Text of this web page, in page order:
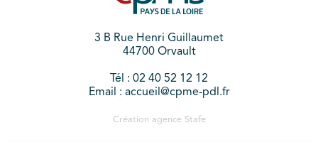
3 B Rue Henri Guillaumet
44700 Orvault
Tél : 02 40 52 12 12
Email : accueil@cpme-pdl.fr
Création agence Stafe